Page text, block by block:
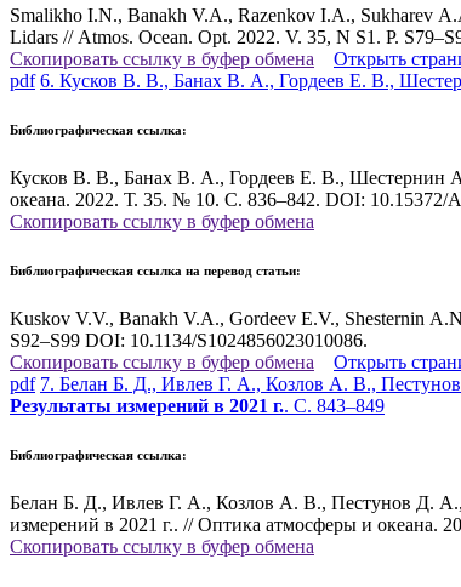
Smalikho I.N., Banakh V.A., Razenkov I.A., Sukharev
Lidars // Atmos. Ocean. Opt. 2022. V. 35, N S1. P.
Скопировать ссылку в буфер обмена
Открыть
pdf 6. Кусков В. В., Банах В. А., Гордеев Е. В.,
Библиографическая ссылка:
Кусков В. В., Банах В. А., Гордеев Е. В., Шестернин А.
океана. 2022. Т. 35. № 10. С. 836–842. DOI: 10.15372/
Скопировать ссылку в буфер обмена
Библиографическая ссылка на перевод статьи:
Kuskov V.V., Banakh V.A., Gordeev E.V., Shesternin
S92–S99 DOI: 10.1134/S1024856023010086.
Скопировать ссылку в буфер обмена
Открыть
pdf 7. Белан Б. Д., Ивлев Г. А., Козлов А. В.,
Результаты измерений в 2021 г.. С. 843–849
Библиографическая ссылка:
Белан Б. Д., Ивлев Г. А., Козлов А. В., Пестунов Д.
измерений в 2021 г.. // Оптика атмосферы и океана.
Скопировать ссылку в буфер обмена